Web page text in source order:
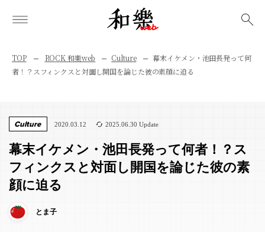
TOP ROCK 和樂web Culture
幕末イケメン・池田長発って何
者！？スフィンクスと対面し開国を論じた彼の素顔に迫る
Culture 2020.03.12 2025.06.30 Update
幕末イケメン・池田長発って何者！？ス
フィンクスと対面し開国を論じた彼の素
顔に迫る
とま子